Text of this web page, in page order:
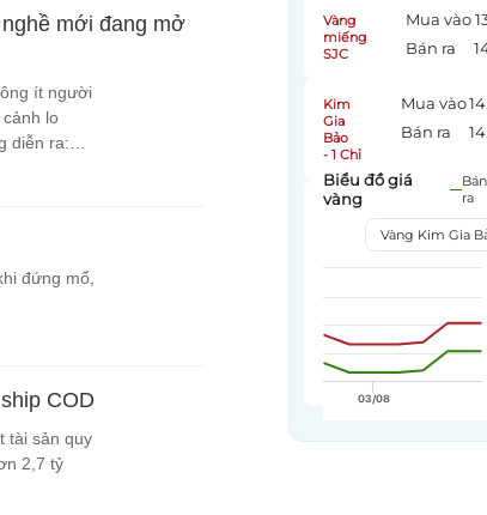
mới đang mở
ít người
lo
diễn ra:
đứng mổ,
COD
tài sản quy
2,7 tỷ